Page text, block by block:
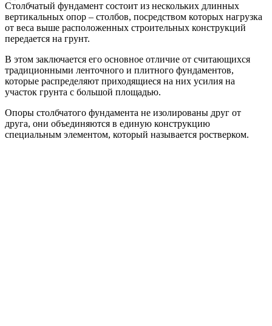
Столбчатый фундамент состоит из нескольких длинных
вертикальных опор – столбов, посредством которых нагрузка
от веса выше расположенных строительных конструкций
передается на грунт.
В этом заключается его основное отличие от считающихся
традиционными ленточного и плитного фундаментов,
которые распределяют приходящиеся на них усилия на
участок грунта с большой площадью.
Опоры столбчатого фундамента не изолированы друг от
друга, они объединяются в единую конструкцию
специальным элементом, который называется ростверком.